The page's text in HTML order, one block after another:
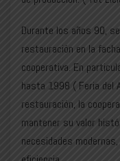
Durante los años 90,
restauración en la
cooperativa. En
hasta 1998 ( Feria del
restauración, la
mantener su valor
necesidades